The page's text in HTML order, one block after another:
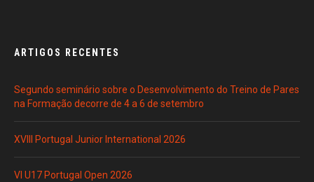
ARTIGOS RECENTES
Segundo seminário sobre o Desenvolvimento do Treino de Pares
na Formação decorre de 4 a 6 de setembro
XVIII Portugal Junior International 2026
VI U17 Portugal Open 2026